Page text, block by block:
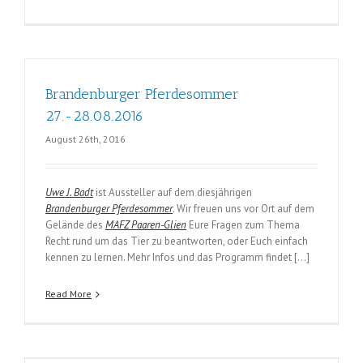
Brandenburger Pferdesommer
27.-28.08.2016
August 26th, 2016
Uwe J. Badtist Aussteller auf dem diesjährigen
Brandenburger Pferdesommer. Wir freuen uns vor Ort auf dem
Gelände des MAFZ Paaren-Glien Eure Fragen zum Thema
Recht rund um das Tier zu beantworten, oder Euch einfach
kennen zu lernen. Mehr Infos und das Programm findet […]
Read More